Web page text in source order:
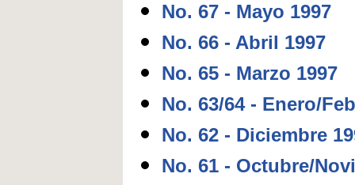
No. 67 - Mayo 1997
No. 66 - Abril 1997
No. 65 - Marzo 1997
No. 63/64 - Enero/
No. 62 - Diciembre
No. 61 - Octubre/